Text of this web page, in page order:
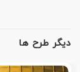
دیگر طرح ها